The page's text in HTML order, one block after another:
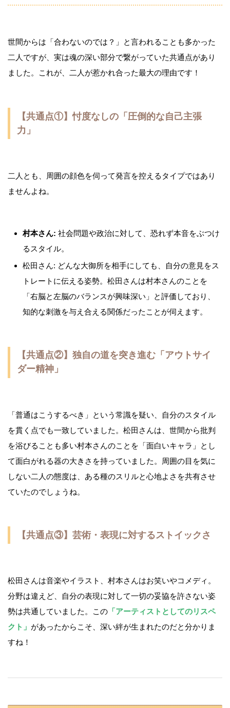
世間からは「合わないのでは？」と言われることも多かった
二人ですが、実は魂の深い部分で繋がっていた共通点があり
ました。これが、二人が惹かれ合った最大の理由です！
【共通点①】忖度なしの「圧倒的な自己主張
力」
二人とも、周囲の顔色を伺って発言を控えるタイプではあり
ませんよね。
村本さん: 社会問題や政治に対して、恐れず本音をぶつけ
るスタイル。
松田さん: どんな大御所を相手にしても、自分の意見をス
トレートに伝える姿勢。松田さんは村本さんのことを
「右脳と左脳のバランスが興味深い」と評価しており、
知的な刺激を与え合える関係だったことが伺えます。
【共通点②】独自の道を突き進む「アウトサイ
ダー精神」
「普通はこうするべき」という常識を疑い、自分のスタイル
を貫く点でも一致していました。松田さんは、世間から批判
を浴びることも多い村本さんのことを「面白いキャラ」とし
て面白がれる器の大きさを持っていました。周囲の目を気に
しない二人の態度は、ある種のスリルと心地よさを共有させ
ていたのでしょうね。
【共通点③】芸術・表現に対するストイックさ
松田さんは音楽やイラスト、村本さんはお笑いやコメディ。
分野は違えど、自分の表現に対して一切の妥協を許さない姿
勢は共通していました。この 「アーティストとしてのリスペ
クト」 があったからこそ、深い絆が生まれたのだと分かりま
すね！